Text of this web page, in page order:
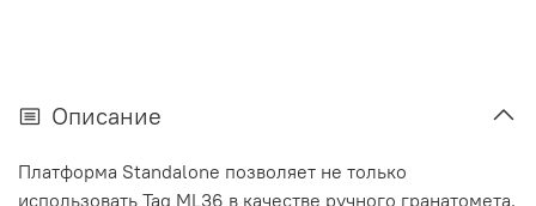
Описание
Платформа Standalone позволяет не только
использовать Tag ML36 в качестве ручного гранатомета,